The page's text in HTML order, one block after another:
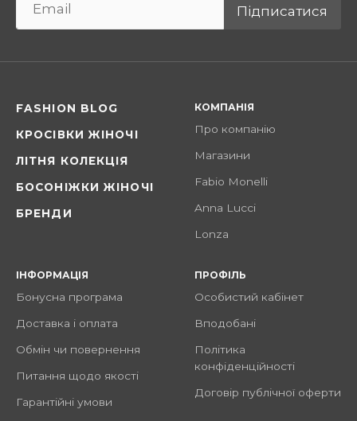
Підписатися
FASHION BLOG
КРОСІВКИ ЖІНОЧІ
ЛІТНЯ КОЛЕКЦІЯ
БОСОНІЖКИ ЖІНОЧІ
БРЕНДИ
КОМПАНІЯ
Про компанію
Магазини
Fabio Monelli
Anna Lucci
Lonza
ІНФОРМАЦІЯ
Бонусна програма
Доставка і оплата
Обмін чи повернення
Питання щодо якості
Гарантійні умови
ПРОФІЛЬ
Особистий кабінет
Вподобані
Політика
конфіденційності
Договір публічної оферти